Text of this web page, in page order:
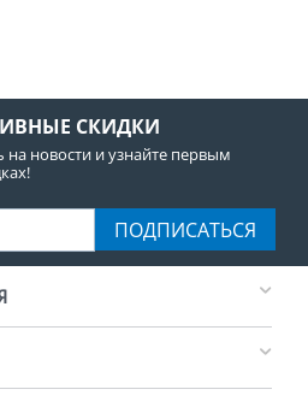
СКИДКИ
новости и узнайте первым
ПОДПИСАТЬСЯ